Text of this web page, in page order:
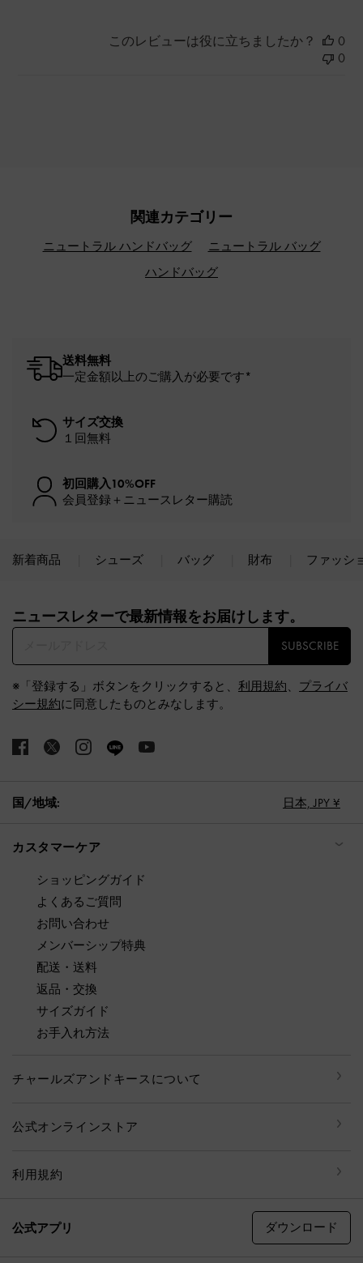
このレビューは役に立ちましたか？
0
0
関連カテゴリー
ニュートラル ハンドバッグ
ニュートラル バッグ
ハンドバッグ
送料無料
一定金額以上のご購入が必要です*
サイズ交換
１回無料
初回購入10%OFF
会員登録＋ニュースレター購読
新着商品 シューズ バッグ 財布 ファッシ
ニュースレターで最新情報をお届けします。​
SUBSCRIBE
※「登録する」ボタンをクリックすると、 利用規約、 プライバ
シー規約に同意したものとみなします。
国/地域: 日本, JPY ¥
カスタマーケア
ショッピングガイド
よくあるご質問
お問い合わせ
メンバーシップ特典
配送・送料
返品・交換
サイズガイド
お手入れ方法
チャールズアンドキースについて
公式オンラインストア
利用規約
公式アプリ ダウンロード